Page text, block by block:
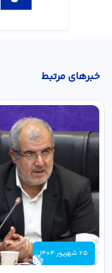
خبر‌های مرتبط
25 شهریور 1404